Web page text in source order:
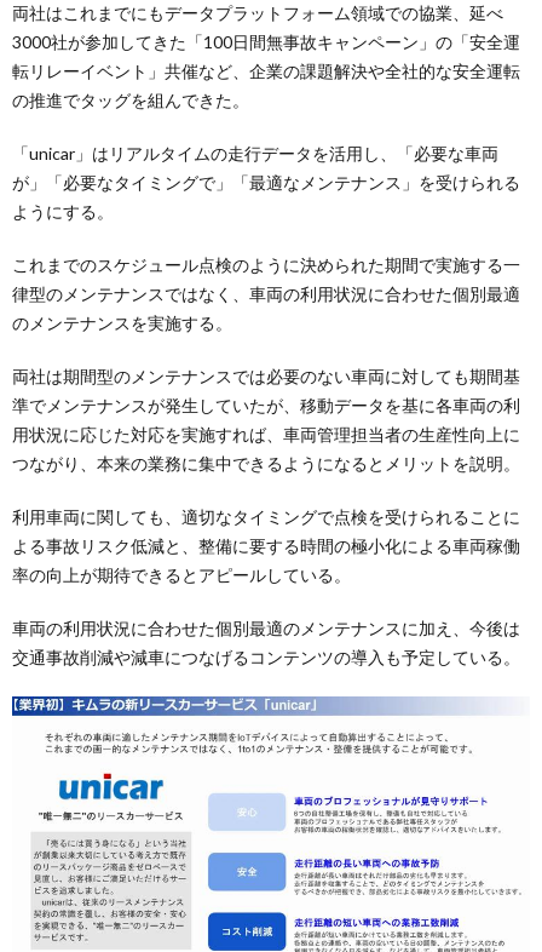
両社はこれまでにもデータプラットフォーム領域での協業、延べ
3000社が参加してきた「100日間無事故キャンペーン」の「安全運
転リレーイベント」共催など、企業の課題解決や全社的な安全運転
の推進でタッグを組んできた。
「unicar」はリアルタイムの走行データを活用し、「必要な車両
が」「必要なタイミングで」「最適なメンテナンス」を受けられる
ようにする。
これまでのスケジュール点検のように決められた期間で実施する一
律型のメンテナンスではなく、車両の利用状況に合わせた個別最適
のメンテナンスを実施する。
両社は期間型のメンテナンスでは必要のない車両に対しても期間基
準でメンテナンスが発生していたが、移動データを基に各車両の利
用状況に応じた対応を実施すれば、車両管理担当者の生産性向上に
つながり、本来の業務に集中できるようになるとメリットを説明。
利用車両に関しても、適切なタイミングで点検を受けられることに
よる事故リスク低減と、整備に要する時間の極小化による車両稼働
率の向上が期待できるとアピールしている。
車両の利用状況に合わせた個別最適のメンテナンスに加え、今後は
交通事故削減や減車につなげるコンテンツの導入も予定している。